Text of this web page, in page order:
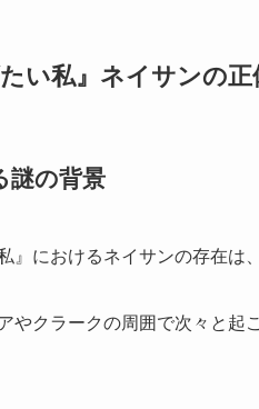
い私』ネイサンの正
謎の背景
』におけるネイサンの存在は
やクラークの周囲で次々と起